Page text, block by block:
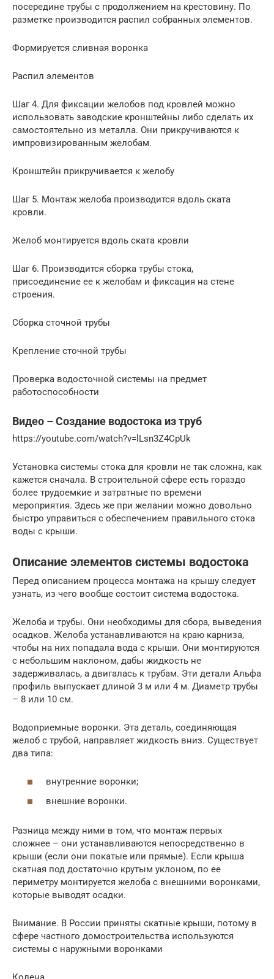
посередине трубы с продолжением на крестовину. По
разметке производится распил собранных элементов.
Формируется сливная воронка
Распил элементов
Шаг 4. Для фиксации желобов под кровлей можно
использовать заводские кронштейны либо сделать их
самостоятельно из металла. Они прикручиваются к
импровизированным желобам.
Кронштейн прикручивается к желобу
Шаг 5. Монтаж желоба производится вдоль ската
кровли.
Желоб монтируется вдоль ската кровли
Шаг 6. Производится сборка трубы стока,
присоединение ее к желобам и фиксация на стене
строения.
Сборка сточной трубы
Крепление сточной трубы
Проверка водосточной системы на предмет
работоспособности
Видео – Создание водостока из труб
https://youtube.com/watch?v=lLsn3Z4CpUk
Установка системы стока для кровли не так сложна, как
кажется сначала. В строительной сфере есть гораздо
более трудоемкие и затратные по времени
мероприятия. Здесь же при желании можно довольно
быстро управиться с обеспечением правильного стока
воды с крыши.
Описание элементов системы водостока
Перед описанием процесса монтажа на крышу следует
узнать, из чего вообще состоит система водостока.
Желоба и трубы. Они необходимы для сбора, выведения
осадков. Желоба устанавливаются на краю карниза,
чтобы на них попадала вода с крыши. Они монтируются
с небольшим наклоном, дабы жидкость не
задерживалась, а двигалась к трубам. Эти детали Альфа
профиль выпускает длиной 3 м или 4 м. Диаметр трубы
– 8 или 10 см.
Водоприемные воронки. Эта деталь, соединяющая
желоб с трубой, направляет жидкость вниз. Существует
два типа:
внутренние воронки;
внешние воронки.
Разница между ними в том, что монтаж первых
сложнее – они устанавливаются непосредственно в
крыши (если они покатые или прямые). Если крыша
скатная под достаточно крутым уклоном, по ее
периметру монтируется желоба с внешними воронками,
которые выводят осадки.
Внимание. В России приняты скатные крыши, потому в
сфере частного домостроительства используются
системы с наружными воронками